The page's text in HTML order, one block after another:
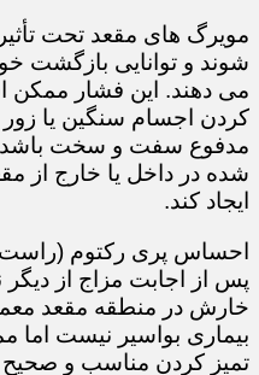
مویرگ های مقعد تحت
شوند و توانایی
می دهند. این فشار ممکن
کردن اجسام سنگین یا
مدفوع سفت و سخت باشد.
شده در داخل یا خارج از
ایجاد کند.
احساس پری رکتوم (راست
پس از اجابت مزاج از
خارش در منطقه مقعد
بیماری بواسیر نیست اما
تمیز کردن مناسب و صحیح